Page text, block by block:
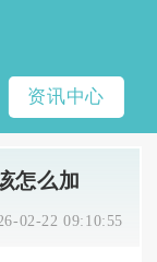
资讯中心
怎么加
02-22 09:10:55